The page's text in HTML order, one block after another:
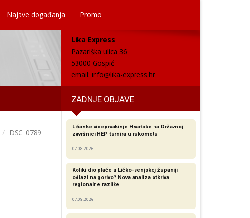
Najave događanja Promo
Lika Express
Pazariška ulica 36
53000 Gospić
email: info@lika-express.hr
ZADNJE OBJAVE
DSC_0789
Ličanke viceprvakinje Hrvatske na Državnoj
završnici HEP turnira u rukometu
07.08.2026
Koliki dio plaće u Ličko-senjskoj županiji
odlazi na gorivo? Nova analiza otkriva
regionalne razlike​
07.08.2026